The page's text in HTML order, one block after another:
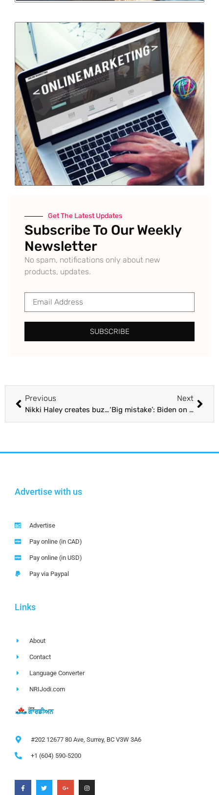
Get The Latest Updates
Subscribe To Our Weekly
Newsletter
No spam, notifications only about new
products, updates.
SUBSCRIBE
Previous
Nikki Haley creates buzz in American domestic politics : The Tribune India
Next
‘Big mistake’: Biden on Putin suspending US arms treaty : The Tribune India
Advertise with us
Advertise
Pay online (in CAD)
Pay online (in USD)
Pay via Paypal
Links
About
Contact
Language Converter
NRIJodi.com
#202 12677 80 Ave, Surrey, BC V3W 3A6
+1 (604) 590-5200